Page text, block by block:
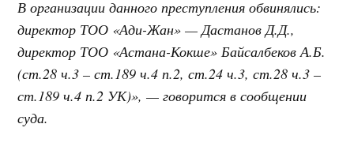
В организации данного преступления обвинялись:
директор ТОО «Ади-Жан» — Дастанов Д.Д.,
директор ТОО «Астана-Кокше» Байсалбеков А.Б.
(ст.28 ч.3 – ст.189 ч.4 п.2, ст.24 ч.3, ст.28 ч.3 –
ст.189 ч.4 п.2 УК)», — говорится в сообщении
суда.